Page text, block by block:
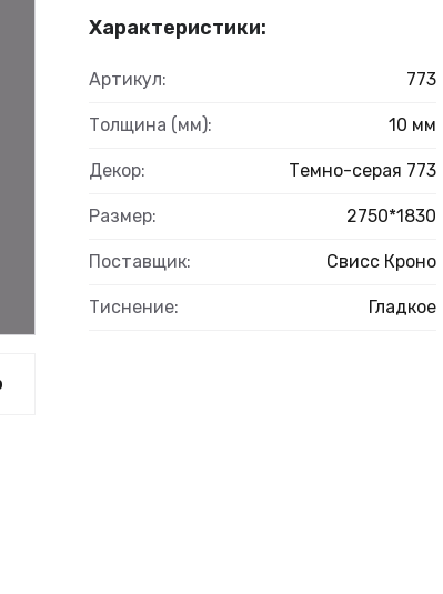
Характеристики:
Артикул: 773
Толщина (мм): 10 мм
Декор: Темно-серая 773
Размер: 2750*1830
Поставщик: Свисс Кроно
Тиснение: Гладкое